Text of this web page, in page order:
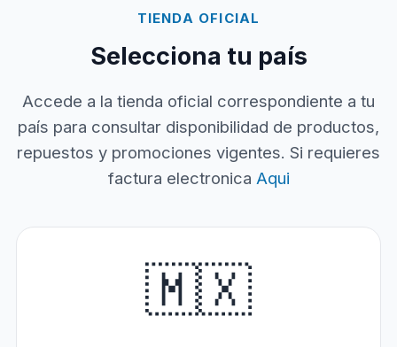
TIENDA OFICIAL
Selecciona tu país
Accede a la tienda oficial correspondiente a tu
país para consultar disponibilidad de productos,
repuestos y promociones vigentes. Si requieres
factura electronica Aqui
🇲🇽